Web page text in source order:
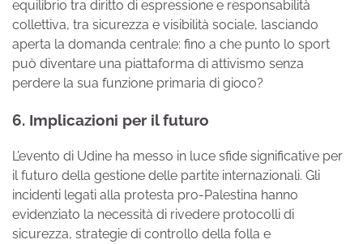
equilibrio tra diritto di espressione e responsabilità
collettiva, tra sicurezza e visibilità sociale, lasciando
aperta la domanda centrale: fino a che punto lo sport
può diventare una piattaforma di attivismo senza
perdere la sua funzione primaria di gioco?
6. Implicazioni per il futuro
L’evento di Udine ha messo in luce sfide significative per
il futuro della gestione delle partite internazionali. Gli
incidenti legati alla protesta pro-Palestina hanno
evidenziato la necessità di rivedere protocolli di
sicurezza, strategie di controllo della folla e